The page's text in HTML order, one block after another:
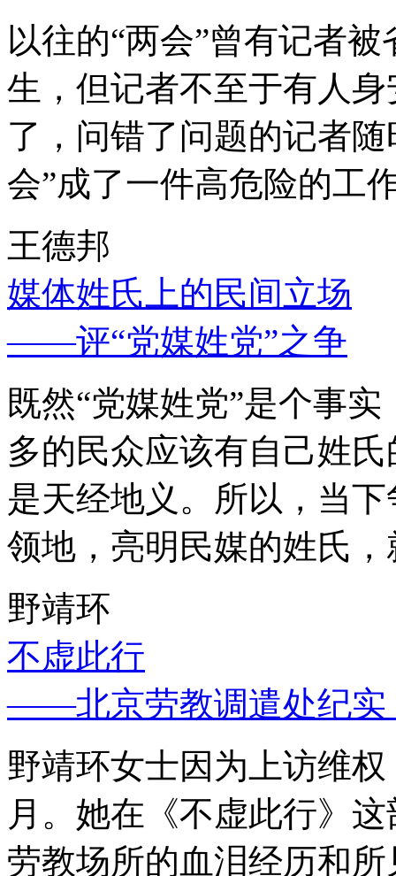
以往的“两会”曾有记者
生，但记者不至于有人
了，问错了问题的记者
会”成了一件高危险的工
王德邦
媒体姓氏上的民间立场
——评“党媒姓党”之争
既然“党媒姓党”是个事
多的民众应该有自己姓
是天经地义。所以，当
领地，亮明民媒的姓氏
野靖环
不虚此行
——北京劳教调遣处纪实
野靖环女士因为上访维
月。她在《不虚此行》
劳教场所的血泪经历和